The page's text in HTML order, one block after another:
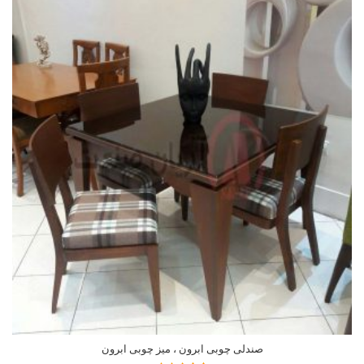
صندلی چوبی ابرون ، میز چوبی ابرون